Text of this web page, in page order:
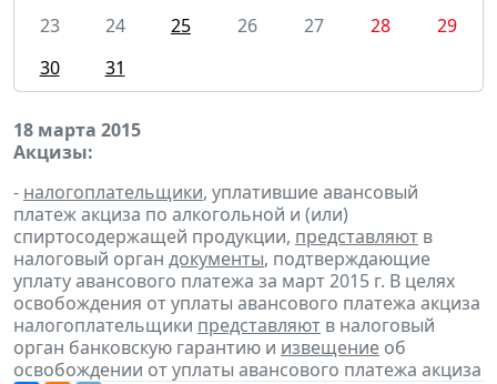
23
24 25 26 27 28
29
30
31
18 марта 2015
Акцизы:
- налогоплательщики, уплатившие авансовый
платеж акциза по алкогольной и (или)
спиртосодержащей продукции, представляют в
налоговый орган документы, подтверждающие
уплату авансового платежа за март 2015 г. В целях
освобождения от уплаты авансового платежа акциза
налогоплательщики представляют в налоговый
орган банковскую гарантию и извещение об
освобождении от уплаты авансового платежа акциза